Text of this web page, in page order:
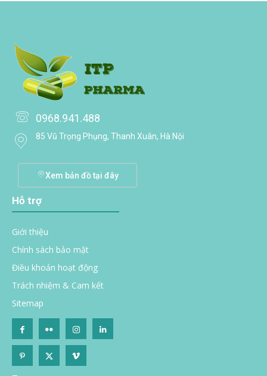
0968.941.488
85 Vũ Trọng Phụng, Thanh Xuân, Hà Nội
Xem bản đồ tại đây
Hỗ trợ
Giới thiệu
Chính sách bảo mật
Điều khoản hoạt động
Trách nhiệm & Cam kết
Sitemap